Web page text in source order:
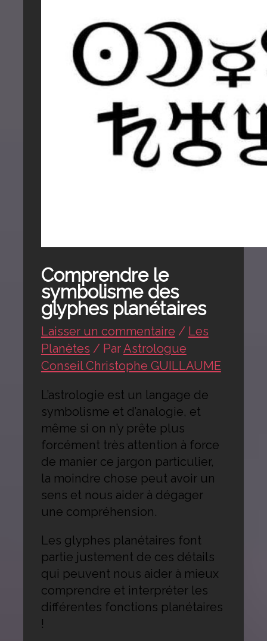
Comprendre le
symbolisme des
glyphes planétaires
Laisser un commentaire / Les
Planètes / ParAstrologue
Conseil Christophe GUILLAUME
L’astrologie est un langage de
symbolisme et d’analogie, et
même si on n’y prête plus
forcément très attention à force
de manier ce jargon particulier,
la moindre chose peut avoir un
sens et nous aider à dégager
une compréhension.
Les glyphes planétaires font
partie justement de ces détails
qui peuvent nous aider à mieux
comprendre et interpréter les
différentes fonctions planétaires
!